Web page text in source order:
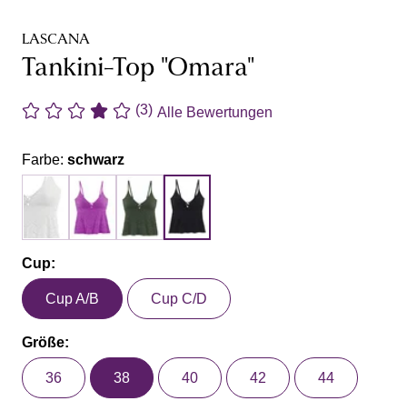
LASCANA
Tankini-Top "Omara"
(3) Alle Bewertungen
Farbe: schwarz
Cup:
Cup A/B Cup C/D
Größe:
36 38 40 42 44